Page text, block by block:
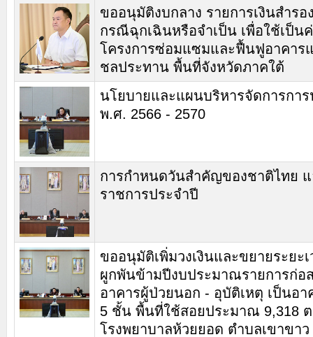
ขออนุมัติงบกลาง รายการเงินสำรอ
กรณีฉุกเฉินหรือจำเป็น เพื่อใช้เป็น
โครงการซ่อมแซมและฟื้นฟูอาคาร
ชลประทาน พื้นที่จังหวัดภาคใต้
นโยบายและแผนบริหารจัดการการ
พ.ศ. 2566 - 2570
การกำหนดวันสำคัญของชาติไทย
ราชการประจำปี
ขออนุมัติเพิ่มวงเงินและขยายระยะ
ผูกพันข้ามปีงบประมาณรายการก่อ
อาคารผู้ป่วยนอก - อุบัติเหตุ เป็นอา
5 ชั้น พื้นที่ใช้สอยประมาณ 9,318 ต
โรงพยาบาลห้วยยอด ตำบลเขาขาว